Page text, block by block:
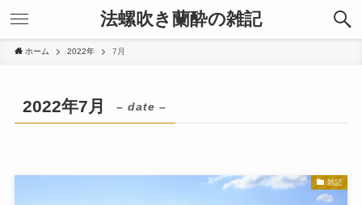
法螺吹き蘭酔の雑記
ホーム 2022年 7月
2022年7月 – date –
雑記